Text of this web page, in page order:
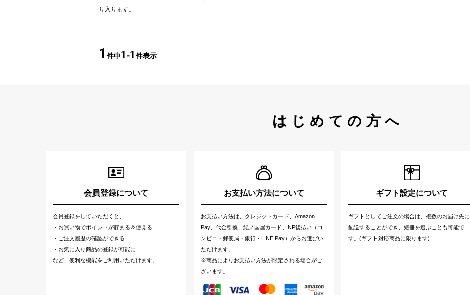
1 件中1 -1 件表示
はじめての方へ
会員登録について
会員登録をしていただくと、
・お買い物でポイントが貯まる＆使える
・ご注文履歴の確認ができる
・お気に入り商品の登録が可能に
など、便利な機能をご利用いただけます。
お支払い方法について
お支払い方法は、クレジットカード、Amazon
Pay、代金引換、紀ノ国屋カード、NP後払い（コ
ンビニ・郵便局・銀行・LINE Pay）からお選びい
ただけます。
※商品によりお支払い方法が限定される場合がご
ざいます。
ギフト設定について
ギフトとしてご注文の場合は、複数のお届け先に
配送することができ、短冊を選ぶことも可能で
す。(ギフト対応商品に限ります)